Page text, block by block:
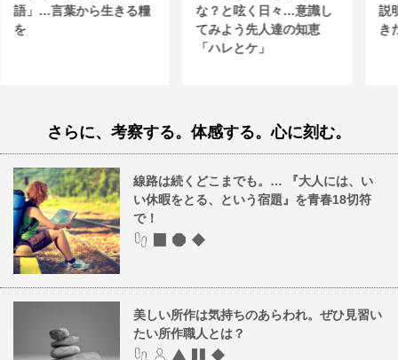
語」…言葉から生きる糧
を
な？と呟く日々…意識し
てみよう先人達の知恵
「ハレとケ」
説
き
さらに、考察する。体感する。心に刻む。
線路は続くどこまでも。… 『大人には、い
い休暇をとる、という宿題』を青春18切符
で！
美しい所作は気持ちのあらわれ。ぜひ見習い
たい所作職人とは？